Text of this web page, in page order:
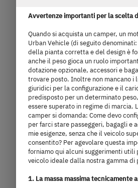
Seleziona il
Avvertenze importanti per la scelta
Quando si acquista un camper, un
Urban Vehicle (di seguito
della pianta corretta e del design è
anche il peso gioca un ruolo
dotazione opzionale, accessori e
trovare posto. Inoltre non mancano i
giuridici per la configurazione e il
predisposto per un determinato
essere superato in regime di marcia.
camper si domanda: Come devo
per farci stare passeggeri, bagagli e
mie esigenze, senza che il veicolo
consentito? Per agevolare questa
forniamo qui alcuni suggerimenti utili
veicolo ideale dalla nostra gamma di
1. La massa massima tecnicamente